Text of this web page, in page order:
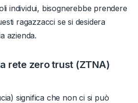
individui, bisognerebbe prendere
ragazzacci se si desidera
azienda.
rete zero trust (ZTNA)
significa che non ci si può